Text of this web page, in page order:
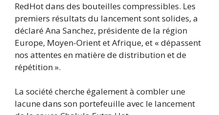
RedHot dans des bouteilles compressibles. Les
premiers résultats du lancement sont solides, a
déclaré Ana Sanchez, présidente de la région
Europe, Moyen-Orient et Afrique, et « dépassent
nos attentes en matière de distribution et de
répétition ».
La société cherche également à combler une
lacune dans son portefeuille avec le lancement